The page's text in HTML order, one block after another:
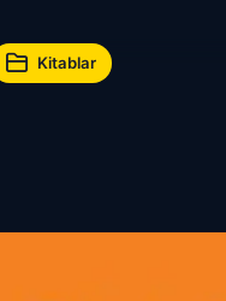
Kitablar